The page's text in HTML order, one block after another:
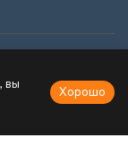
вы
Хорошо